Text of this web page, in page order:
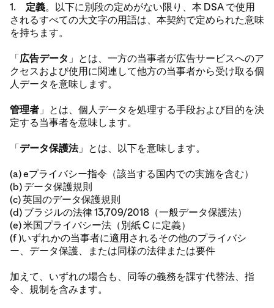
1. 定義。以下に別段の定めがない限り、本 DSA で使用
されるすべての大文字の用語は、本契約で定められた意味
を持ちます。
「広告データ 」とは、一方の当事者が広告サービスへのア
クセスおよび使用に関連して他方の当事者から受け取る個
人データを意味します。
管理者 」とは、個人データを処理する手段および目的を決
定する当事者を意味します。
「データ保護法」とは、以下を意味します。
(a) eプライバシー指令（該当する国内での実施を含む）
(b) データ保護規則
(c) 英国のデータ保護規則
(d) ブラジルの法律 13,709/2018（一般データ保護法）
(e) 米国プライバシー法（別紙 C に定義）
(f )いずれかの当事者に適用されるその他のプライバシ
ー、データ保護、または同様の法律または要件
加えて、いずれの場合も、同等の義務を課す代替法、指
令、規制を含みます。